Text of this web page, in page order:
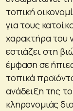
τοπική
για τους
χαρακτήρα του
εστιάζει στη
έμφαση σε
τοπικά
ανάδειξη της
κληρονομιάς